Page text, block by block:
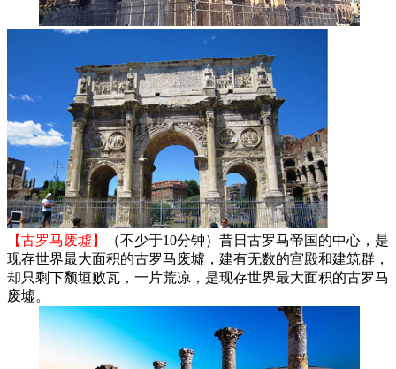
【古罗马废墟】
（不少于10分钟）昔日古罗马帝国的中心，是
现存世界最大面积的古罗马废墟，建有无数的宫殿和建筑群，
却只剩下颓垣败瓦，一片荒凉，是现存世界最大面积的古罗马
废墟。